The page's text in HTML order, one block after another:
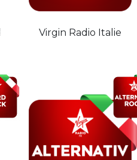
Virgin Radio Italie